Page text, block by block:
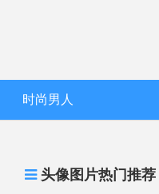
时尚男人
头像图片热门推荐